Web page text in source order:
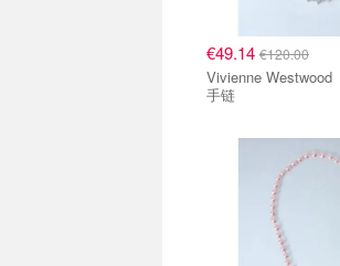
€49.14 €120.00
Vivienne Westwood Mariette 链条
手链